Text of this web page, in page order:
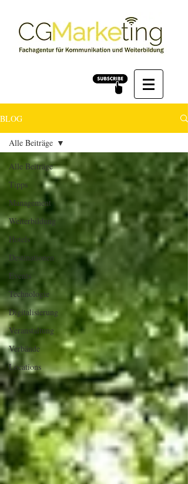
BLOG
Alle Beiträge
Tipps
Management
Weiterbildung
Hotels
Destinationen
Events
Technologie
Digitalisierung
Veranstaltung
Verbände
Locations
Alle Beiträge